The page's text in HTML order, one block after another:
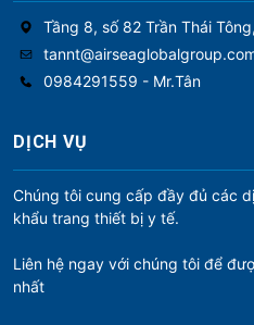
Tầng 8, số 82 Trần Thái
0984291559 - Mr.Tân
DỊCH VỤ
Chúng tôi cung cấp đầy đủ các
khẩu trang thiết bị y tế.
Liên hệ ngay với chúng tôi để
nhất